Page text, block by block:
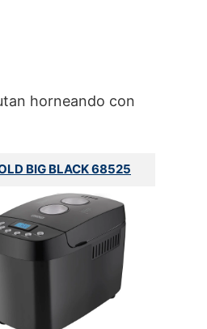
horneando con
BIG BLACK 68525